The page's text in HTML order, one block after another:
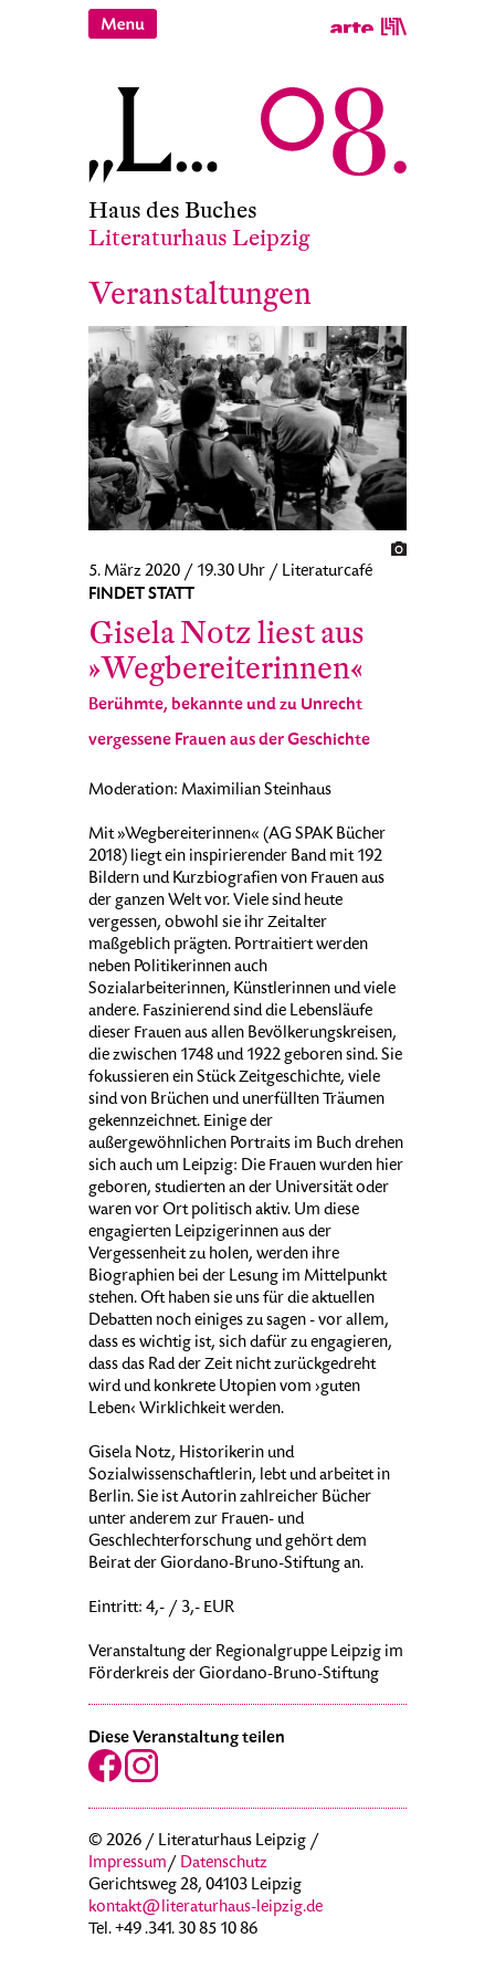
Haus des Buches
Literaturhaus Leipzig
Veranstaltungen
5. März 2020 / 19.30 Uhr / Literaturcafé
FINDET STATT
Gisela Notz liest aus
»Wegbereiterinnen«
Berühmte, bekannte und zu Unrecht
vergessene Frauen aus der Geschichte
Moderation: Maximilian Steinhaus
Mit »Wegbereiterinnen« (AG SPAK Bücher
2018) liegt ein inspirierender Band mit 192
Bildern und Kurzbiografien von Frauen aus
der ganzen Welt vor. Viele sind heute
vergessen, obwohl sie ihr Zeitalter
maßgeblich prägten. Portraitiert werden
neben Politikerinnen auch
Sozialarbeiterinnen, Künstlerinnen und viele
andere. Faszinierend sind die Lebensläufe
dieser Frauen aus allen Bevölkerungskreisen,
die zwischen 1748 und 1922 geboren sind. Sie
fokussieren ein Stück Zeitgeschichte, viele
sind von Brüchen und unerfüllten Träumen
gekennzeichnet. Einige der
außergewöhnlichen Portraits im Buch drehen
sich auch um Leipzig: Die Frauen wurden hier
geboren, studierten an der Universität oder
waren vor Ort politisch aktiv. Um diese
engagierten Leipzigerinnen aus der
Vergessenheit zu holen, werden ihre
Biographien bei der Lesung im Mittelpunkt
stehen. Oft haben sie uns für die aktuellen
Debatten noch einiges zu sagen - vor allem,
dass es wichtig ist, sich dafür zu engagieren,
dass das Rad der Zeit nicht zurückgedreht
wird und konkrete Utopien vom ›guten
Leben‹ Wirklichkeit werden.
Gisela Notz, Historikerin und
Sozialwissenschaftlerin, lebt und arbeitet in
Berlin. Sie ist Autorin zahlreicher Bücher
unter anderem zur Frauen- und
Geschlechterforschung und gehört dem
Beirat der Giordano-Bruno-Stiftung an.
Eintritt: 4,- / 3,- EUR
Veranstaltung der Regionalgruppe Leipzig im
Förderkreis der Giordano-Bruno-Stiftung
Diese Veranstaltung teilen
© 2026 / Literaturhaus Leipzig /
Impressum/ Datenschutz
Gerichtsweg 28, 04103 Leipzig
kontakt@literaturhaus-leipzig.de
Tel. +49 .341. 30 85 10 86